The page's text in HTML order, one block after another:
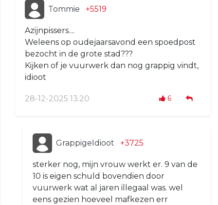
Tommie +5519
Azijnpissers....
Weleens op oudejaarsavond een spoedpost
bezocht in de grote stad???
Kijken of je vuurwerk dan nog grappig vindt,
idioot
28-12-2025 13:20 6
GrappigeIdioot +3725
sterker nog, mijn vrouw werkt er. 9 van de
10 is eigen schuld bovendien door
vuurwerk wat al jaren illegaal was. wel
eens gezien hoeveel mafkezen err